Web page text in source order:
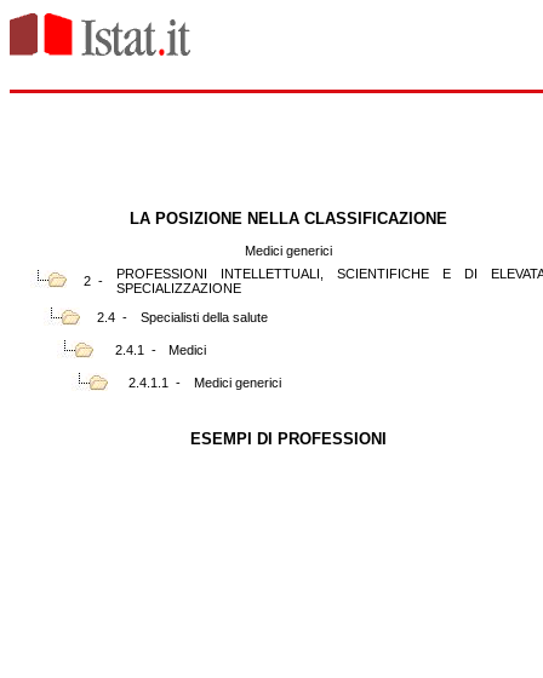
LA POSIZIONE NELLA CLASSIFICAZIONE
Medici generici
2 -
PROFESSIONI INTELLETTUALI, SCIENTIFICHE E DI
SPECIALIZZAZIONE
2.4 -
Specialisti della salute
2.4.1 - Medici
2.4.1.1 - Medici generici
ESEMPI DI PROFESSIONI